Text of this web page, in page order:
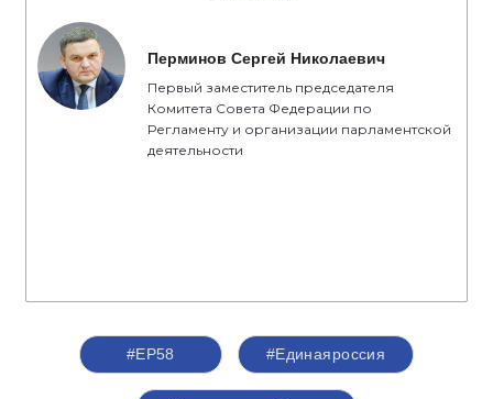
Перминов Сергей Николаевич
Первый заместитель председателя
Комитета Совета Федерации по
Регламенту и организации парламентской
деятельности
#ЕР58 #Единаяроссия